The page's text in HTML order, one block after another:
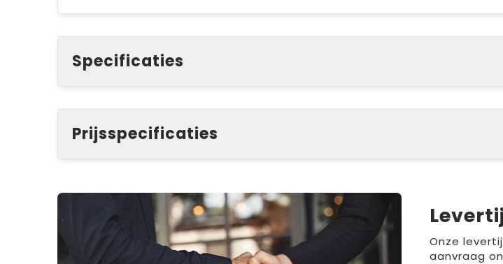
Specificaties
Prijsspecificaties
Onze
aanvraag